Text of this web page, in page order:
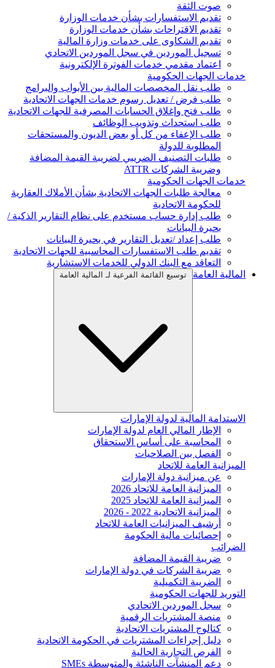
صوت الثقة
تقديم الاستفسارات بشأن خدمات الوزارة
تقديم الاقتراحات بشأن خدمات الوزارة
تقديم الشكاوى على خدمات وزارة المالية
تسجيل الموردين في سجل الموردين الاتحادي
اعتماد مقدمي خدمات الفوترة الإلكترونية
خدمات الجهات الحكومية
طلب نقل المخصصات المالية بين الأبواب والبرامج
طلب فرض / تعديل رسوم خدمات الجهات الاتحادية
طلب فتح وإغلاق الحسابات المصرفية للجهات الاتحادية
طلب استحداث وتذويب الوظائف
طلب الإعفاء من كل أو بعض الديون والمستحقات
المطلوبة للدولة
طلبات التصنيف الضريبي لضريبة القيمة المضافة
وضريبة الشركات ATTR
خدمات الجهات الحكومية
معالجة طلبات الجهات الاتحادية بشأن الأملاك العقارية
للحكومة الاتحادية
طلب إدارة حساب مستخدم على نظام التقارير الذكية /
بحيرة البيانات
طلب إعداد /تعديل التقارير في بحيرة البيانات
تقديم طلب الاستفسارات المحاسبية للجهات الاتحادية
التعاقد مع البنك الدولي للخدمات الاستشارية
المالية العامة
توسيع القائمة الفرعية لـ المالية العامة
الاستدامة المالية لدولة الإمارات
الإطار المالي العام لدولة الإمارات
المحاسبة على أساس الاستحقاق
الفصل بين الصلاحيات
الميزانية العامة للاتحاد
عن ميزانية دولة الإمارات
الميزانية العامة للاتحاد 2026
الميزانية العامة للاتحاد 2025
الميزانية الاتحادية 2022 - 2026
أرشيف الميزانيات العامة للاتحاد
إحصائيات مالية الحكومة
الضرائب
ضريبة القيمة المضافة
ضريبة الشركات في دولة الإمارات
الضريبة التكميلية
التوريد للجهات الحكومية
سجل الموردين الاتحادي
منصة المشتريات الرقمية
كتالوج المشتريات الاتحادية
دليل إجراءات المشتريات في الحكومة الاتحادية
الفرص التجارية الحالية
دعم المنشآت الناشئة والمتوسطة SMEs